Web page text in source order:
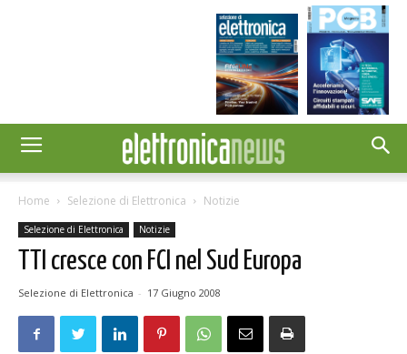
Home Selezione di Elettronica Notizie
Selezione di Elettronica Notizie
TTI cresce con FCI nel Sud Europa
Selezione di Elettronica - 17 Giugno 2008